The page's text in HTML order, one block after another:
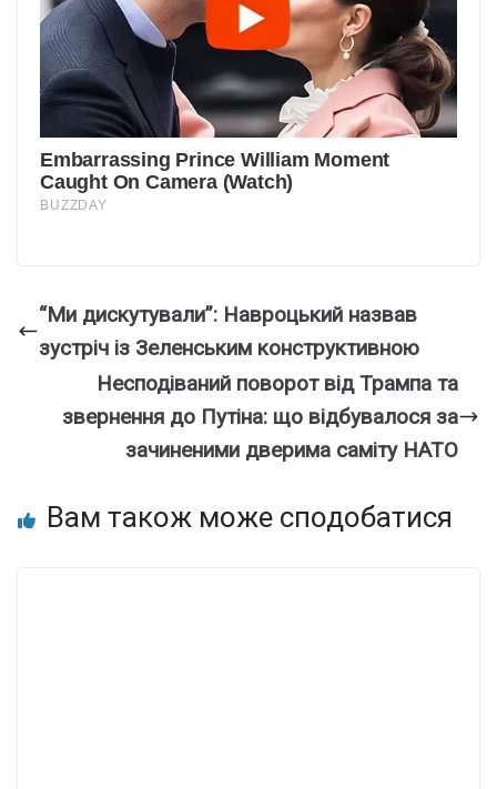
“Ми дискутували”: Навроцький назвав
зустріч із Зеленським конструктивною
Несподіваний поворот від Трампа та
звернення до Путіна: що відбувалося за
зачиненими дверима саміту НАТО
Вам також може сподобатися